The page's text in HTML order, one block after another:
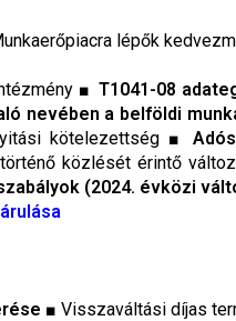
lépők
■ T1041-08
nevében a belföldi
kötelezettség ■
közlését érintő
(2024. évközi
■ Visszaváltási díjas